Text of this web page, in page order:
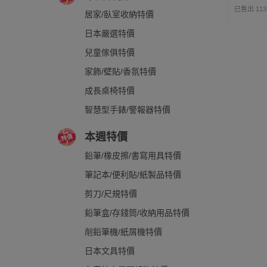
居家/臥室收納特價
日本嚴選特價
兒童傢俱特價
家飾/壁貼/香氛特價
成長桌椅特價
智慧型手錶/警報器特價
本週特價
鉛筆/橡皮擦/書寫用具特價
筆記本/便利貼/紙製品特價
剪刀/尺規特價
鉛筆盒/存錢筒/收納用品特價
削鉛筆機/紙屑機特價
日本文具特價
已售出 113